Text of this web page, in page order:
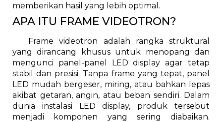
memberikan hasil yang lebih optimal.
APA ITU FRAME VIDEOTRON?
Frame videotron adalah rangka struktural
yang dirancang khusus untuk menopang dan
mengunci panel-panel LED display agar tetap
stabil dan presisi. Tanpa frame yang tepat, panel
LED mudah bergeser, miring, atau bahkan lepas
akibat getaran, angin, atau beban sendiri. Dalam
dunia instalasi LED display, produk tersebut
menjadi komponen yang sering diabaikan.